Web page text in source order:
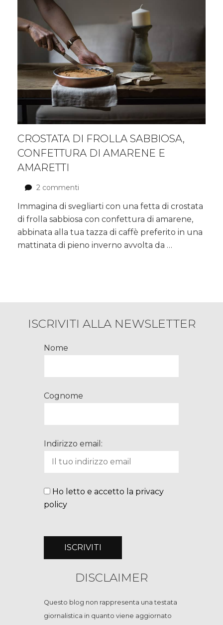
CROSTATA DI FROLLA SABBIOSA,
CONFETTURA DI AMARENE E
AMARETTI
2 commenti
di
frolla
sabbiosa,
confettura
di
Immagina di svegliarti con una fetta di crostata
di frolla sabbiosa con confettura di amarene,
abbinata alla tua tazza di caffè preferito in una
mattinata di pieno inverno avvolta da …
ISCRIVITI ALLA NEWSLETTER
Nome
Cognome
Indirizzo email:
Ho letto e accetto la privacy
policy
DISCLAIMER
Questo blog non rappresenta una testata
giornalistica in quanto viene aggiornato